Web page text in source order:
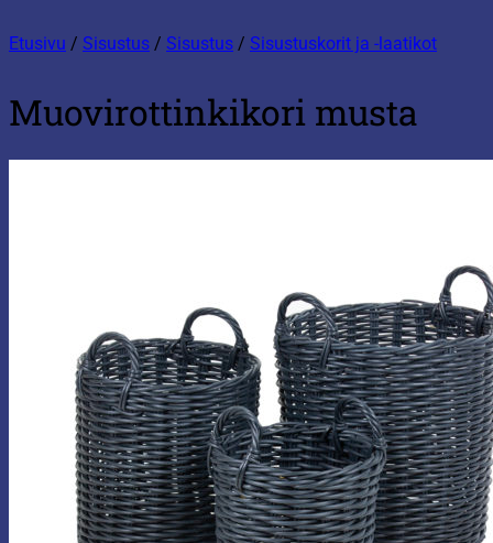
Etusivu / Sisustus / Sisustus / Sisustuskorit ja -laatikot
Muovirottinkikori musta